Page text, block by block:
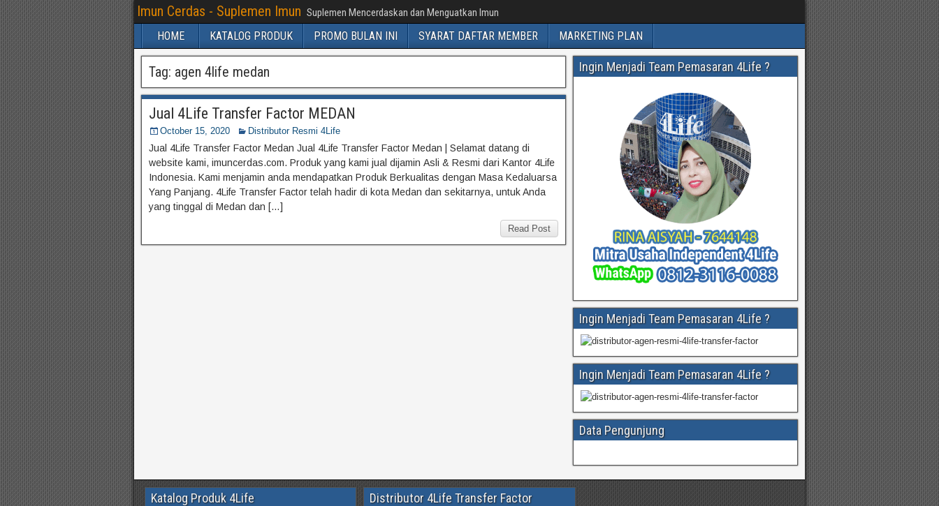
Imun Cerdas - Suplemen Imun Suplemen Mencerdaskan dan Menguatkan Imun
HOME KATALOG PRODUK PROMO BULAN INI SYARAT DAFTAR MEMBER MARKETING PLAN
Tag: agen 4life medan
Jual 4Life Transfer Factor MEDAN
October 15, 2020 Distributor Resmi 4Life
Jual 4Life Transfer Factor Medan Jual 4Life Transfer Factor Medan | Selamat datang di
website kami, imuncerdas.com. Produk yang kami jual dijamin Asli & Resmi dari Kantor 4Life
Indonesia. Kami menjamin anda mendapatkan Produk Berkualitas dengan Masa Kedaluarsa
Yang Panjang. 4Life Transfer Factor telah hadir di kota Medan dan sekitarnya, untuk Anda
yang tinggal di Medan dan […]
Read Post
Ingin Menjadi Team Pemasaran 4Life ?
Ingin Menjadi Team Pemasaran 4Life ?
Ingin Menjadi Team Pemasaran 4Life ?
Data Pengunjung
Katalog Produk 4Life Distributor 4Life Transfer Factor